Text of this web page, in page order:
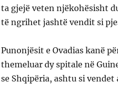
ta gjejë veten njëkohësisht
të ngrihet jashtë vendit si
Punonjësit e Ovadias kanë
themeluar dy spitale në
se Shqipëria, ashtu si